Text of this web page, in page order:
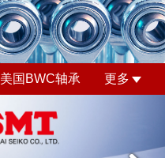
美国BWC轴承 更多